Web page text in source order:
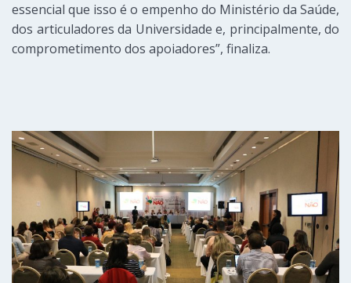
essencial que isso é o empenho do Ministério da Saúde,
dos articuladores da Universidade e, principalmente, do
comprometimento dos apoiadores”, finaliza.